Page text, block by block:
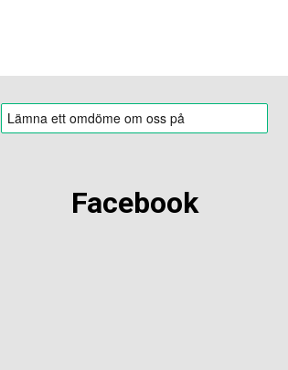
Facebook